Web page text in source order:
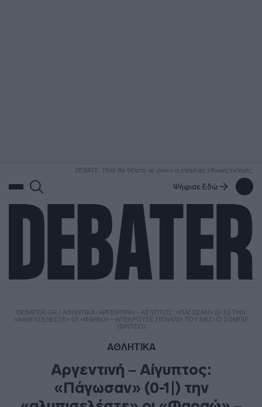
DEBATE: Πότε θα θέλατε να γίνουν οι επόμενες εθνικές εκλογές;
Ψήφισε Εδώ
DEBATER.GR / ΑΘΛΗΤΙΚΑ/ ΑΡΓΕΝΤΙΝΉ – ΑΊΓΥΠΤΟΣ: «ΠΆΓΩΣΑΝ» (0-1|) ΤΗΝ
«ΑΛΜΠΙΣΕΛΈΣΤΕ» ΟΙ «ΦΑΡΑΏ» – ΑΠΈΚΡΟΥΣΕ ΠΈΝΑΛΤΙ ΤΟΥ ΜΈΣΙ Ο ΣΟΜΠΊΡ
(ΒΊΝΤΕΟ)
ΑΘΛΗΤΙΚΑ
Αργεντινή – Αίγυπτος:
«Πάγωσαν» (0-1|) την